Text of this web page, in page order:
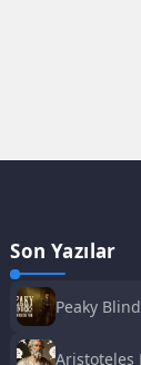
Son Yazılar
Peaky
Aristoteles